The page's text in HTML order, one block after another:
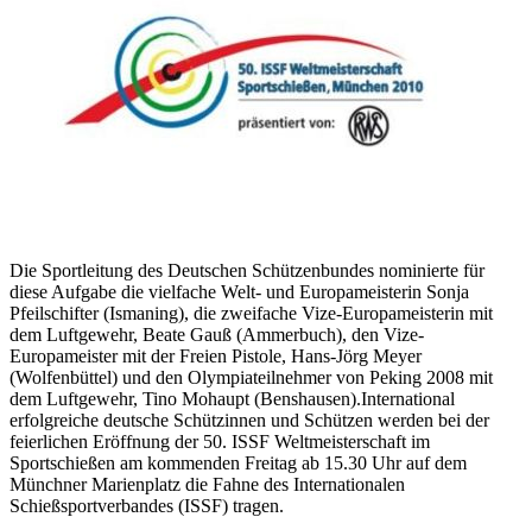
Die Sportleitung des Deutschen Schützenbundes nominierte für
diese Aufgabe die vielfache Welt- und Europameisterin Sonja
Pfeilschifter (Ismaning), die zweifache Vize-Europameisterin mit
dem Luftgewehr, Beate Gauß (Ammerbuch), den Vize-
Europameister mit der Freien Pistole, Hans-Jörg Meyer
(Wolfenbüttel) und den Olympiateilnehmer von Peking 2008 mit
dem Luftgewehr, Tino Mohaupt (Benshausen).International
erfolgreiche deutsche Schützinnen und Schützen werden bei der
feierlichen Eröffnung der 50. ISSF Weltmeisterschaft im
Sportschießen am kommenden Freitag ab 15.30 Uhr auf dem
Münchner Marienplatz die Fahne des Internationalen
Schießsportverbandes (ISSF) tragen.